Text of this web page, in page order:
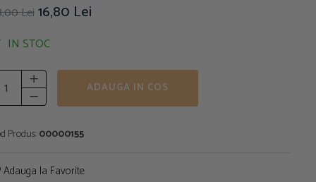
Lei16,80 Lei
IN STOC
ADAUGA IN COS
Produs:00000155
Adauga la Favorite